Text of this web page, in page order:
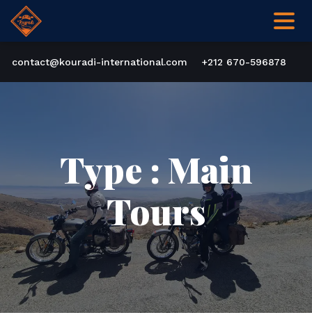
contact@kouradi-international.com +212 670-596878
Type :Main
Tours